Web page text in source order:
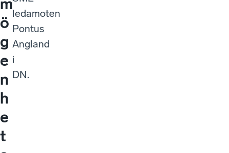
m
ö
g
e
n
h
e
t
ledamoten
Pontus
Angland
i
DN.